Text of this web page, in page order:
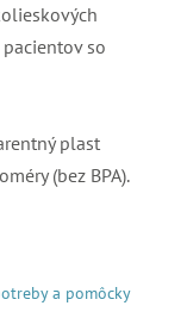
so
plast
(bez BPA).
a pomôcky